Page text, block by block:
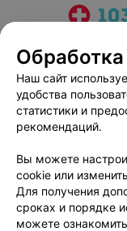
Наш сайт
удобства
статистики и
рекомендаций.
Вы можете
cookie или
Для получения
сроках и порядке
можете